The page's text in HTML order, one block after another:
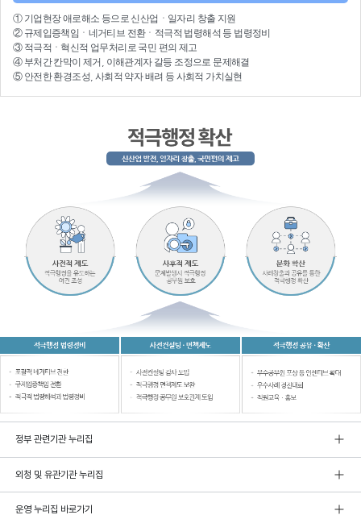
① 기업현장 애로해소 등으로 신산업 ㆍ 일자리 창출 지원
② 규제입증책임 ㆍ 네거티브 전환ㆍ적극적 법령해석 등 법령정비
③ 적극적 ㆍ 혁신적 업무처리 로 국민 편의 제고
④ 부처간 칸막이 제거, 이해관계자 갈등 조정으로 문제해결
⑤ 안전한 환경조성, 사회적 약자 배려 등 사회적 가치실현
정부 관련기관 누리집
외청 및 유관기관 누리집
운영 누리집 바로가기